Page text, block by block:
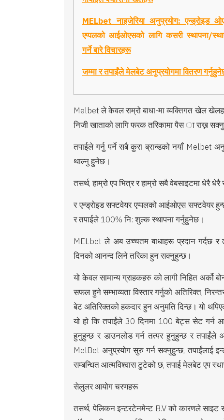
MELbet नाइजेरिया अनुप्रयोग: एन्ड्रोइड
एप्पलको आईओएसको लागि कसरी स्थापना/
गर्ने बारे विचारहरू
जम्मा र तपाईंले मेलबेट अनुप्रयोगमा वितरण
Melbet ले केवल राम्रो बाधा-मा व्यक्तिगत खेल
निजी खाताको लागि फरक तरिकामा पैसा राख्न
तपाईले गर्नु पर्ने सबै कुरा ब्रान्डको नयाँ Melbet
थाल्नु हुनेछ।
तसर्थ, हाम्रो एप भित्र र हाम्रो सबै वेबसाइटमा धेरै
र एन्ड्रोइड सफ्टवेयर एप्पलको आईओएस सफ्टवेयर
र तपाईले 100% नि: शुल्क स्थापना गर्नुहुनेछ।
MELbet ले अब उच्चतम बाधाहरू प्रदान गर्दछ र
दिनको आनन्द लिने तरिका हुन सक्नुहुन्छ।
यो केवल सामान्य ग्राहकहरु को लागी निहित
सफल हुने सम्भाव्यता विस्तार गर्नुको अतिरिक्त,
बेट अतिरिक्तको हकदार हुन अनुमति दिन्छ। यो
यो हो कि तपाईंले 30 दिनमा 100 बेट्स सेट गर्न
हुनुहुन्छ र डाउनलोड गर्न तत्पर हुनुहुन्छ र तपाईंले
MelBet अनुप्रयोग सुरु गर्न सक्नुहुन्छ, तपाईंलाई
सम्बन्धित आत्मविश्वास टुटेको छ, तपाई मेलबेट एप
सेलुलर आयोग चरणहरू
तसर्थ, पेलिकन इन्टरटेनमेन्ट B.V को कारणले साइट